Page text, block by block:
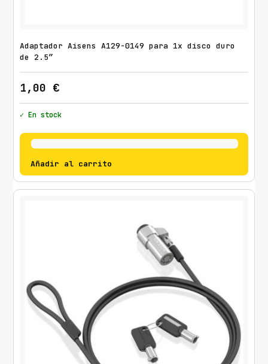
Adaptador Aisens A129-0149 para 1x disco duro
de 2.5″
1,00 €
✓ En stock
Añadir al carrito